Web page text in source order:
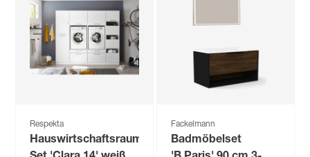
Respekta
Hauswirtschaftsraum-
Fackelmann
Badmöbelset